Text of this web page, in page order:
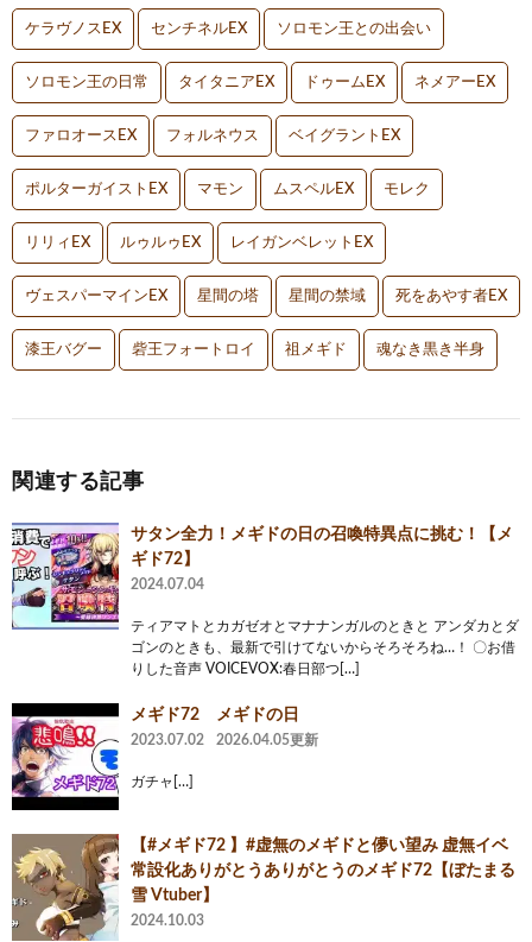
ケラヴノスEX センチネルEX ソロモン王との出会い
ソロモン王の日常 タイタニアEX ドゥームEX ネメアーEX
ファロオースEX フォルネウス ベイグラントEX
ポルターガイストEX マモン ムスペルEX モレク
リリィEX ルゥルゥEX レイガンベレットEX
ヴェスパーマインEX 星間の塔 星間の禁域 死をあやす者EX
漆王バグー 砦王フォートロイ 祖メギド 魂なき黒き半身
関連する記事
サタン全力！メギドの日の召喚特異点に挑む！【メ
ギド72】
2024.07.04
ティアマトとカガゼオとマナナンガルのときと アンダカとダ
ゴンのときも、最新で引けてないからそろそろね…！ 〇お借
りした音声 VOICEVOX:春日部つ[…]
メギド72 メギドの日
2023.07.02 2026.04.05更新
ガチャ[…]
【#メギド72 】#虚無のメギドと儚い望み 虚無イベ
常設化ありがとうありがとうのメギド72【ぼたまる
雪 Vtuber】
2024.10.03